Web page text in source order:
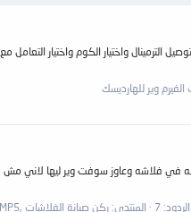
وير للهارديسك
الردود: 7 المنتدى: ركن صيانة الفلاشات ,Flash, MP3, MP4, MP5